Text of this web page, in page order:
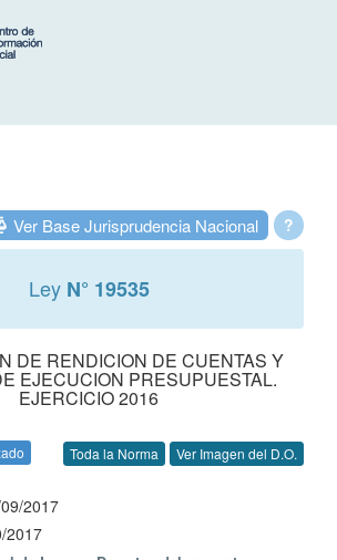
?
Ver Base Jurisprudencia Nacional
Ley N° 19535
DE RENDICION DE CUENTAS Y
EJECUCION PRESUPUESTAL.
EJERCICIO 2016
Toda la Norma Ver Imagen del D.O.
2017
2017